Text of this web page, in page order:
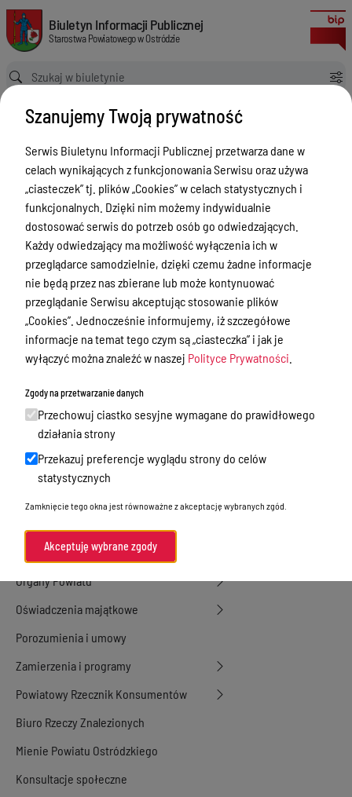
Rejestracja pojazdu
Biuletyn Informacji Publicznej Starostwa Powiatowego w Ostródzie
Biuletyn Informacji Publicznej
Starostwa Powiatowego w Ostródzie
Ścieżka powrotu
Strona główna
Poradnik interesanta Wydział Komunikacji i Transportu
Rejestracja pojazdu
Poradnik interesanta Wydział
Komunikacji i Transportu
Menu Przedmiotowe
Starostwo Powiatowe
Poradnik Interesanta
Informacje o naborze
Zamówienia Publiczne
Tablica ogłoszeń
Dyżury Aptek w Powiecie Ostródzkim
Nieodpłatna Pomoc Prawna
Akty Prawne
Rejestry, ewidencje i archiwa
Budżet
Organizacja działania samorządu
powiatowego
Organy Powiatu
Oświadczenia majątkowe
Porozumienia i umowy
Zamierzenia i programy
Powiatowy Rzecznik Konsumentów
Biuro Rzeczy Znalezionych
Mienie Powiatu Ostródzkiego
Konsultacje społeczne
Szanujemy Twoją prywatność
Serwis Biuletynu Informacji Publicznej przetwarza dane w
celach wynikających z funkcjonowania Serwisu oraz używa
„ciasteczek” tj. plików „Cookies” w celach statystycznych i
funkcjonalnych. Dzięki nim możemy indywidualnie
dostosować serwis do potrzeb osób go odwiedzających.
Każdy odwiedzający ma możliwość wyłączenia ich w
przeglądarce samodzielnie, dzięki czemu żadne informacje
nie będą przez nas zbierane lub może kontynuować
przeglądanie Serwisu akceptując stosowanie plików
„Cookies”. Jednocześnie informujemy, iż szczegółowe
informacje na temat tego czym są „ciasteczka” i jak je
wyłączyć można znaleźć w naszej Polityce Prywatności
Zgody na przetwarzanie danych
Przechowuj ciastko sesyjne wymagane do prawidłowego
działania strony
Przekazuj preferencje wyglądu strony do celów
statystycznych
Zamknięcie tego okna jest równoważne z akceptację wybranych zgód.
Akceptuję wybrane zgody